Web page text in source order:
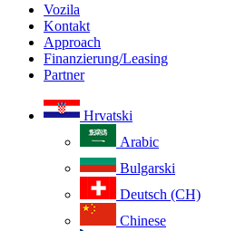
Vozila
Kontakt
Approach
Finanzierung/Leasing
Partner
Hrvatski
Arabic
Bulgarski
Deutsch (CH)
Chinese